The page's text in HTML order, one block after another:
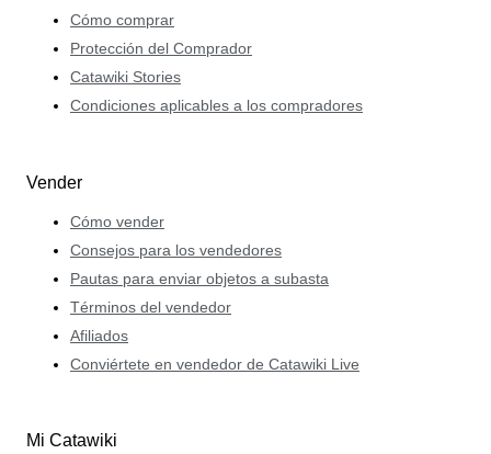
Cómo comprar
Protección del Comprador
Catawiki Stories
Condiciones aplicables a los compradores
Vender
Cómo vender
Consejos para los vendedores
Pautas para enviar objetos a subasta
Términos del vendedor
Afiliados
Conviértete en vendedor de Catawiki Live
Mi Catawiki